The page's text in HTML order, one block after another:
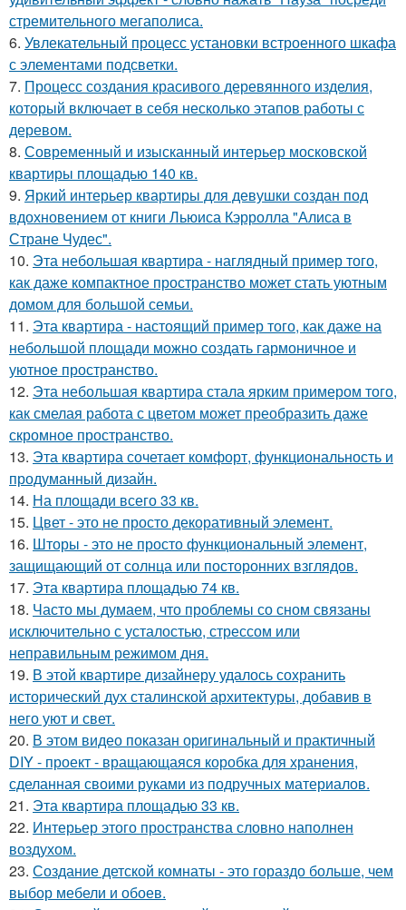
стремительного мегаполиса.
6. Увлекательный процесс установки встроенного шкафа
с элементами подсветки.
7. Процесс создания красивого деревянного изделия,
который включает в себя несколько этапов работы с
деревом.
8. Современный и изысканный интерьер московской
квартиры площадью 140 кв.
9. Яркий интерьер квартиры для девушки создан под
вдохновением от книги Льюиса Кэрролла "Алиса в
Стране Чудес".
10. Эта небольшая квартира - наглядный пример того,
как даже компактное пространство может стать уютным
домом для большой семьи.
11. Эта квартира - настоящий пример того, как даже на
небольшой площади можно создать гармоничное и
уютное пространство.
12. Эта небольшая квартира стала ярким примером того,
как смелая работа с цветом может преобразить даже
скромное пространство.
13. Эта квартира сочетает комфорт, функциональность и
продуманный дизайн.
14. На площади всего 33 кв.
15. Цвет - это не просто декоративный элемент.
16. Шторы - это не просто функциональный элемент,
защищающий от солнца или посторонних взглядов.
17. Эта квартира площадью 74 кв.
18. Часто мы думаем, что проблемы со сном связаны
исключительно с усталостью, стрессом или
неправильным режимом дня.
19. В этой квартире дизайнеру удалось сохранить
исторический дух сталинской архитектуры, добавив в
него уют и свет.
20. В этом видео показан оригинальный и практичный
DIY - проект - вращающаяся коробка для хранения,
сделанная своими руками из подручных материалов.
21. Эта квартира площадью 33 кв.
22. Интерьер этого пространства словно наполнен
воздухом.
23. Создание детской комнаты - это гораздо больше, чем
выбор мебели и обоев.